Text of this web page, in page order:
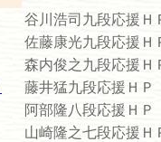
谷川浩司九段応援Ｈ
佐藤康光九段応援Ｈ
森内俊之九段応援Ｈ
藤井猛九段応援ＨＰ
阿部隆八段応援ＨＰ
山崎隆之七段応援Ｈ